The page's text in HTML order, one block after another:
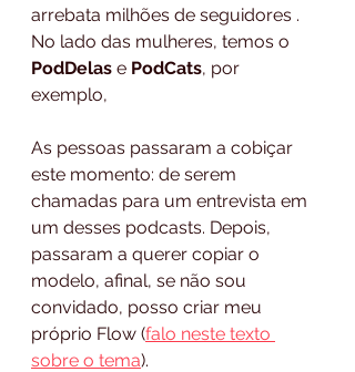
arrebata milhões de seguidores .
No lado das mulheres, temos o
PodDelas e PodCats, por
exemplo,
As pessoas passaram a cobiçar
este momento: de serem
chamadas para um entrevista em
um desses podcasts. Depois,
passaram a querer copiar o
modelo, afinal, se não sou
convidado, posso criar meu
próprio Flow (falo neste texto
sobre o tema).